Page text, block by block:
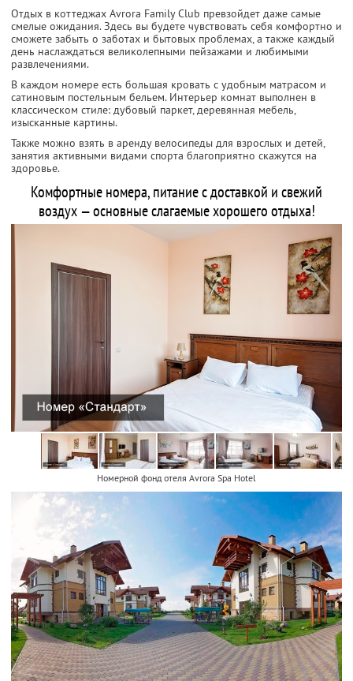
Отдых в коттеджах Avrora Family Club превзойдет даже самые
смелые ожидания. Здесь вы будете чувствовать себя комфортно и
сможете забыть о заботах и бытовых проблемах, а также каждый
день наслаждаться великолепными пейзажами и любимыми
развлечениями.
В каждом номере есть большая кровать с удобным матрасом и
сатиновым постельным бельем. Интерьер комнат выполнен в
классическом стиле: дубовый паркет, деревянная мебель,
изысканные картины.
Также можно взять в аренду велосипеды для взрослых и детей,
занятия активными видами спорта благоприятно скажутся на
здоровье.
Комфортные номера, питание с доставкой и свежий
воздух — основные слагаемые хорошего отдыха!
Номерной фонд отеля Avrora Spa Hotel